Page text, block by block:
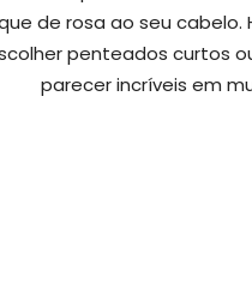
de rosa ao seu
penteados curtos
parecer incríveis em